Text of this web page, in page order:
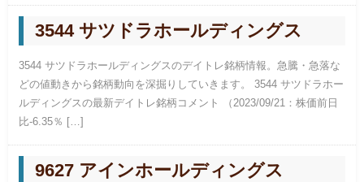
3544 サツドラホールディングス
3544 サツドラホールディングスのデイトレ銘柄情報。急騰・急落な
どの値動きから銘柄動向を深掘りしていきます。 3544 サツドラホー
ルディングスの最新デイトレ銘柄コメント （2023/09/21：株価前日
比-6.35％ […]
9627 アインホールディングス